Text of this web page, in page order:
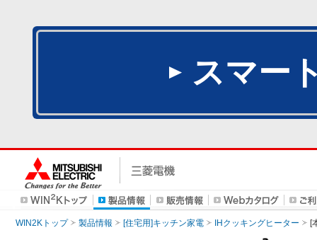
スマー
WIN2Kトップ 製品情報 [住宅用]キッチン家電 IHクッキングヒーター [